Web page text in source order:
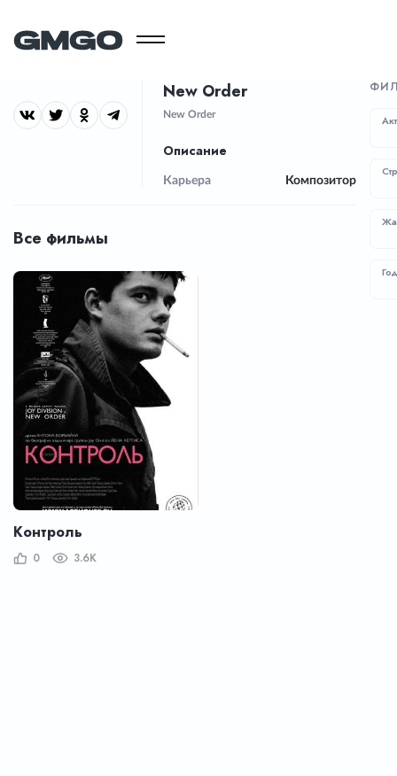
New Order
New Order
Описание
Карьера Композитор
Все фильмы
Контроль
0 3.6K